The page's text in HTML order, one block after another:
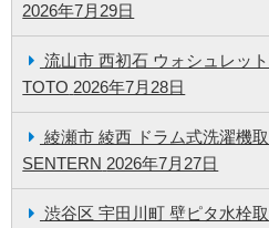
2026年7月29日
流山市 西初石 ウォシュレッ
TOTO 2026年7月28日
綾瀬市 綾西 ドラム式洗濯機
SENTERN 2026年7月27日
渋谷区 宇田川町 壁ピタ水栓